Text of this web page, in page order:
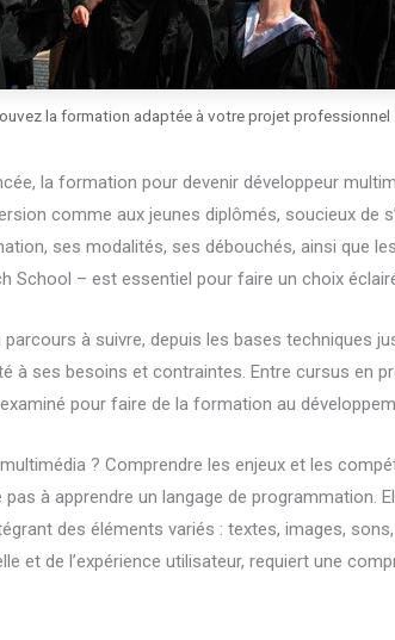
la formation adaptée à votre projet professionnel
la formation pour devenir développeur
comme aux jeunes diplômés, soucieux de
ses modalités, ses débouchés, ainsi que
School – est essentiel pour faire un choix
à suivre, depuis les bases techniques
à ses besoins et contraintes. Entre cursus en
pour faire de la formation au
? Comprendre les enjeux et les
à apprendre un langage de programmation.
des éléments variés : textes, images,
et de l’expérience utilisateur, requiert une